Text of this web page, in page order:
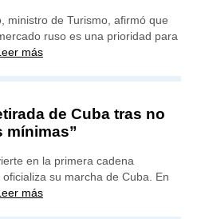
ministro de Turismo, afirmó que
ruso es una prioridad para
más
de Cuba tras no
mínimas”
en la primera cadena
su marcha de Cuba. En
más